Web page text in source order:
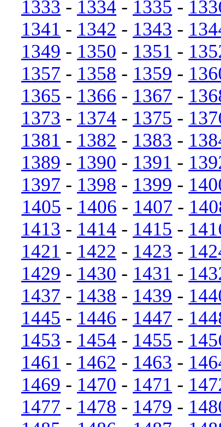
1333 - 1334 - 1335 -
1341 - 1342 - 1343 -
1349 - 1350 - 1351 -
1357 - 1358 - 1359 -
1365 - 1366 - 1367 -
1373 - 1374 - 1375 -
1381 - 1382 - 1383 -
1389 - 1390 - 1391 -
1397 - 1398 - 1399 -
1405 - 1406 - 1407 -
1413 - 1414 - 1415 -
1421 - 1422 - 1423 -
1429 - 1430 - 1431 -
1437 - 1438 - 1439 -
1445 - 1446 - 1447 -
1453 - 1454 - 1455 -
1461 - 1462 - 1463 -
1469 - 1470 - 1471 -
1477 - 1478 - 1479 -